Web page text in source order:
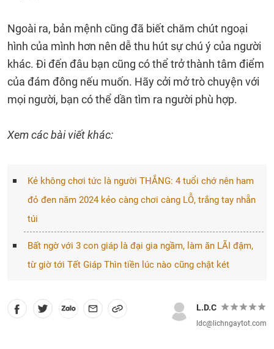
Ngoài ra, bản mệnh cũng đã biết chăm chút ngoại
hình của mình hơn nên dễ thu hút sự chú ý của người
khác. Đi đến đâu bạn cũng có thể trở thành tâm điểm
của đám đông nếu muốn. Hãy cởi mở trò chuyện với
mọi người, bạn có thể dần tìm ra người phù hợp.
Xem các bài viết khác:
Kẻ không chơi tức là người THẮNG: 4 tuổi chớ nên ham
đỏ đen năm 2024 kẻo càng chơi càng LỖ, trắng tay nhẵn
túi
Bất ngờ với 3 con giáp là đại gia ngầm, làm ăn LÃI đậm,
từ giờ tới Tết Giáp Thìn tiền lúc nào cũng chật két
L.D.C
ldc@lichngaytot.com